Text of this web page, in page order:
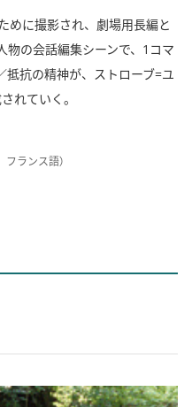
めに撮影され、劇場用長編と
物の会話編集シーンで、1コマ
抵抗の精神が、ストローブ=ユ
れていく。
ランス語）